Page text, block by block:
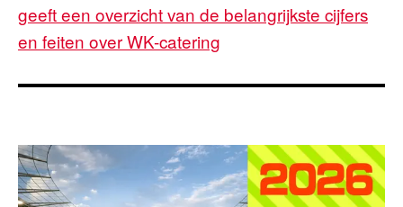
geeft een overzicht van de belangrijkste cijfers
en feiten over WK-catering